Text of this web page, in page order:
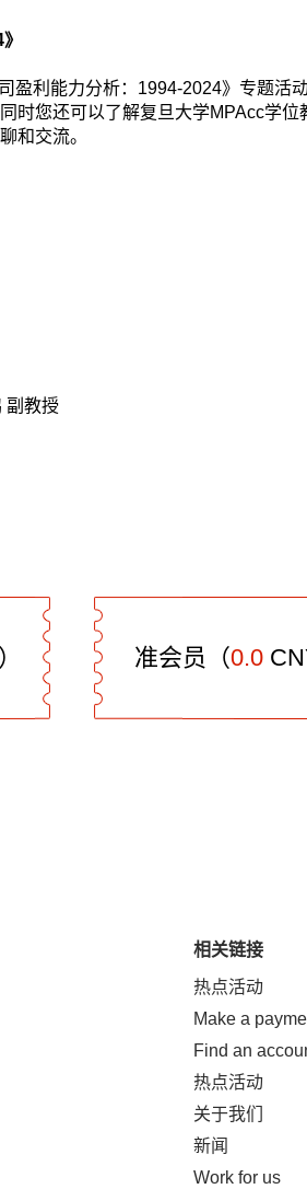
》
盈利能力分析： 1994-2024》专题活
时您还可以了解复旦大学MPAcc学位
和交流。
副教授
准会员（0.0
相关链接
热点活动
Make a
Find an
热点活动
关于我们
新闻
Work for us